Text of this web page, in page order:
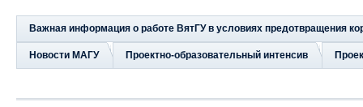
Важная информация о работе ВятГУ в условиях предотвращения
Новости МАГУ Проектно-образовательный интенсив